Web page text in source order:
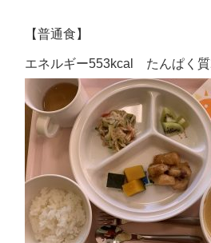
【普通食】
エネルギー553kcal たんぱく